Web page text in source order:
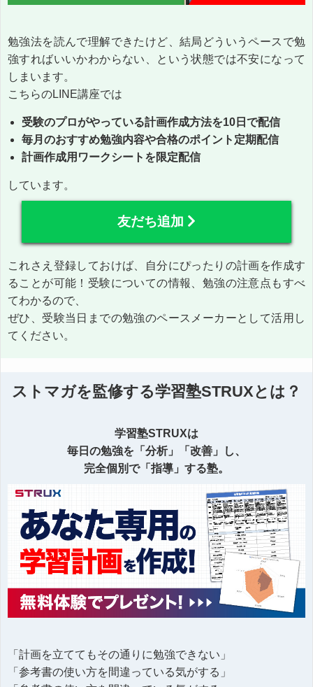
勉強法を読んで理解できたけど、結局どういうペースで勉
強すればいいかわからない、という状態では不安になって
しまいます。
こちらのLINE講座では
受験のプロがやっている計画作成方法を10日で配信
毎月のおすすめ勉強内容や合格のポイント定期配信
計画作成用ワークシートを限定配信
しています。
友だち追加
これさえ登録しておけば、自分にぴったりの計画を作成す
ることが可能！受験についての情報、勉強の注意点もすべ
てわかるので、
ぜひ、受験当日までの勉強のペースメーカーとして活用し
てください。
ストマガを監修する学習塾STRUXとは？
学習塾STRUXは
毎日の勉強を「分析」「改善」し、
完全個別で「指導」する塾。
「計画を立ててもその通りに勉強できない」
「参考書の使い方を間違っている気がする」